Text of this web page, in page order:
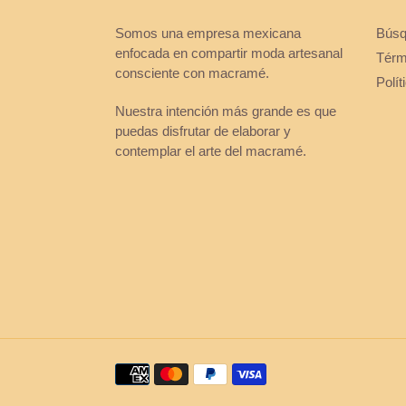
Somos una empresa mexicana
enfocada en compartir moda artesanal
consciente con macramé.
Nuestra intención más grande es que
puedas disfrutar de elaborar y
contemplar el arte del macramé.
Métodos